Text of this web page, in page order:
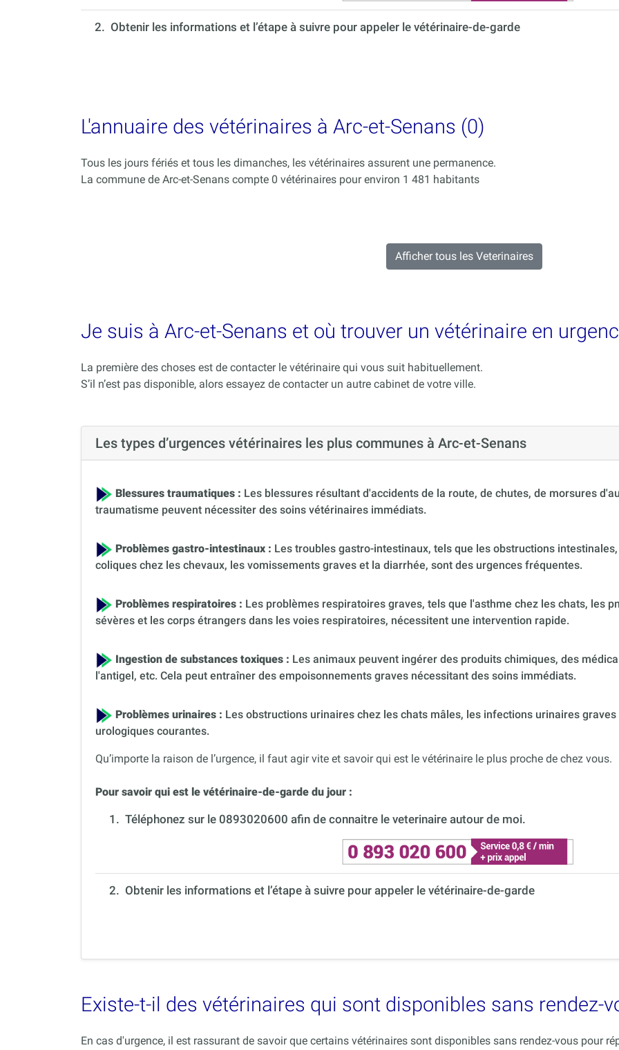
2. Obtenir les informations et l’étape à suivre pour appeler le vétérinaire-de-garde
L'annuaire des vétérinaires à Arc-et-Senans (0)
Tous les jours fériés et tous les dimanches, les vétérinaires assurent une permanence.
La commune de Arc-et-Senans compte 0 vétérinaires pour environ 1 481 habitants
Afficher tous les Veterinaires
Je suis à Arc-et-Senans et où trouver un vétérinaire en
La première des choses est de contacter le vétérinaire qui vous suit habituellement.
S’il n’est pas disponible, alors essayez de contacter un autre cabinet de votre ville.
Les types d’urgences vétérinaires les plus communes à Arc-et-Senans
Blessures traumatiques : Les blessures résultant d'accidents de la route, de chutes, de morsures
traumatisme peuvent nécessiter des soins vétérinaires immédiats.
Problèmes gastro-intestinaux : Les troubles gastro-intestinaux, tels que les obstructions
coliques chez les chevaux, les vomissements graves et la diarrhée, sont des urgences fréquentes.
Problèmes respiratoires : Les problèmes respiratoires graves, tels que l'asthme chez les chats, les
sévères et les corps étrangers dans les voies respiratoires, nécessitent une intervention rapide.
Ingestion de substances toxiques : Les animaux peuvent ingérer des produits chimiques, des
l'antigel, etc. Cela peut entraîner des empoisonnements graves nécessitant des soins immédiats.
Problèmes urinaires : Les obstructions urinaires chez les chats mâles, les infections urinaires
urologiques courantes.
Qu’importe la raison de l’urgence, il faut agir vite et savoir qui est le vétérinaire le plus proche de chez vous.
Pour savoir qui est le vétérinaire-de-garde du jour :
1. Téléphonez sur le 0893020600 afin de connaitre le veterinaire autour de moi.
2. Obtenir les informations et l’étape à suivre pour appeler le vétérinaire-de-garde
Existe-t-il des vétérinaires qui sont disponibles sans rendez-
En cas d'urgence, il est rassurant de savoir que certains vétérinaires sont disponibles sans rendez-vous pour